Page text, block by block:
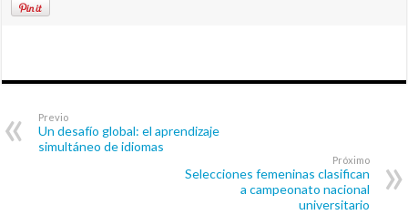
Previo
Un desafío global: el aprendizaje
simultáneo de idiomas
Próximo
Selecciones femeninas clasifican
a campeonato nacional
universitario